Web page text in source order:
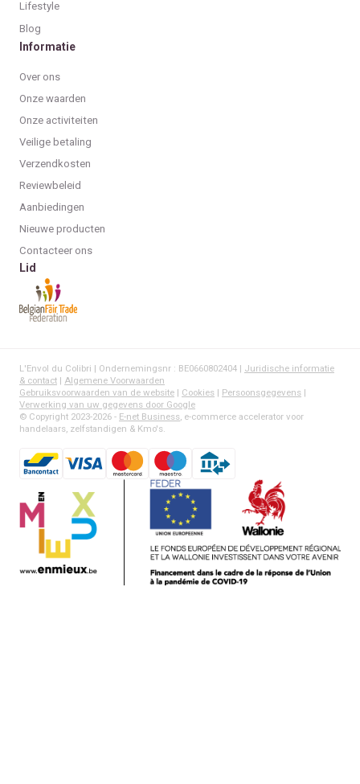
Lifestyle
Blog
Informatie
Over ons
Onze waarden
Onze activiteiten
Veilige betaling
Verzendkosten
Reviewbeleid
Aanbiedingen
Nieuwe producten
Contacteer ons
Lid
L'Envol du Colibri | Ondernemingsnr : BE0660802404 | Juridische informatie
& contact | Algemene Voorwaarden
Gebruiksvoorwaarden van de website | Cookies | Persoonsgegevens |
Verwerking van uw gegevens door Google
© Copyright 2023-2026 - E-net Business, e-commerce accelerator voor
handelaars, zelfstandigen & Kmo's.